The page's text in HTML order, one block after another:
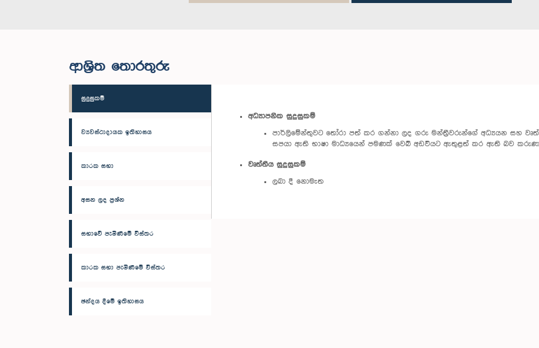
ආශ්‍රිත තොරතුරු
සුදුසුකම්
ව්‍යවස්ථාදායක ඉතිහාසය
කාරක සභා
අසන ලද ප්‍රශ්න
සභාවේ පැමිණීමේ විස්තර
කාරක සභා පැමිණීමේ විස්තර
ඡන්දය දීමේ ඉතිහාසය
අධ්‍යාපනික සුදුසුකම්
පාර්ලිමේන්තුවට තෝරා පත් කර ගන්නා ලද ගරු මන්ත්‍රීවරුන්ගේ අධ්‍යයන සහ
සපයා ඇති භාෂා මාධ්‍යයෙන් පමණක් වෙබ් අඩවියට ඇතුළත් කර ඇති බව
වෘත්තීය සුදුසුකම්
ලබා දී නොමැත